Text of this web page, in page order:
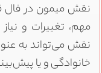
نقش میمون در فال
مهم، تغییرات و
نقش می‌تواند به
خانوادگی و یا